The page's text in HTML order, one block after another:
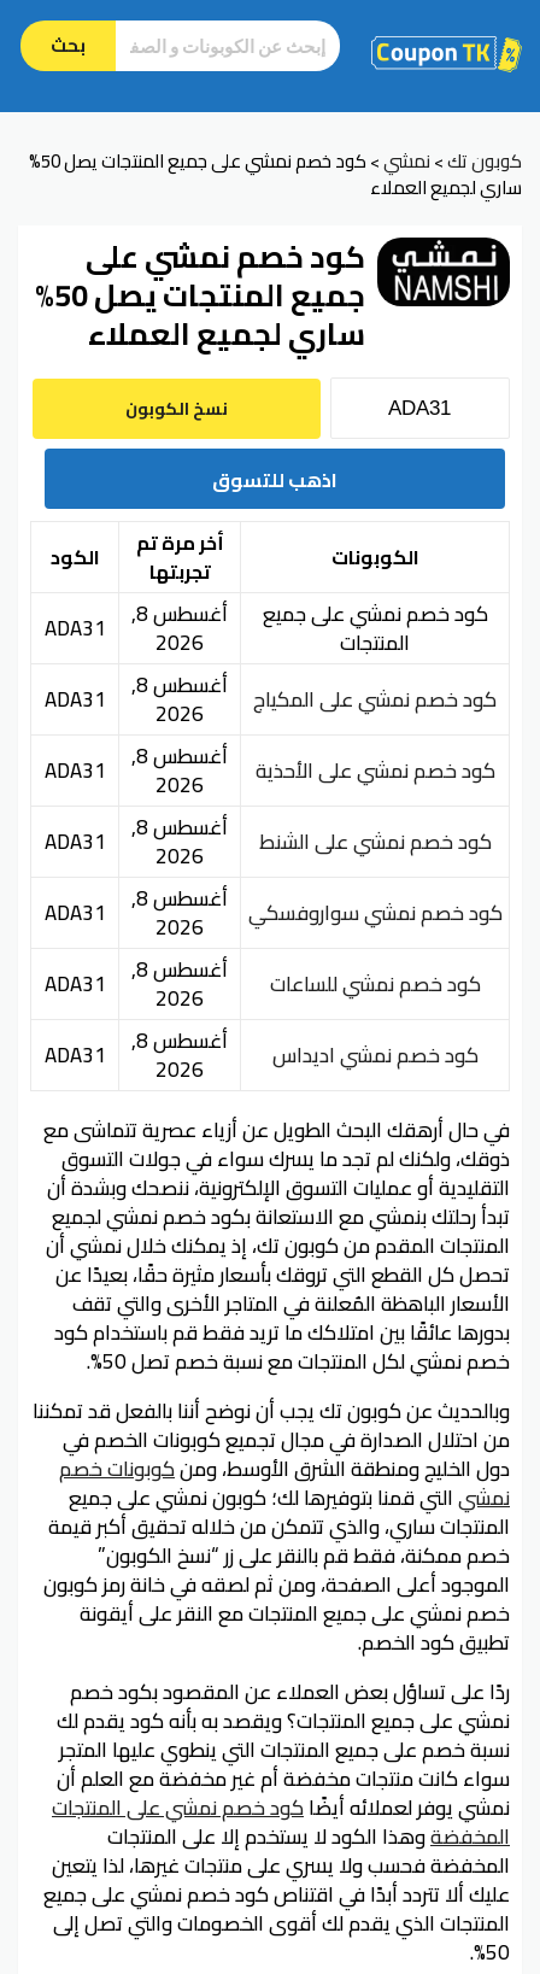
بحث
كوبون تك>نمشي> كود خصم نمشي على جميع المنتجات يصل 50%
ساري لجميع العملاء
كود خصم نمشي على
جميع المنتجات يصل 50%
ساري لجميع العملاء
نسخ الكوبون
اذهب للتسوق
الكوبونات
أخر مرة تم
تجربتها
الكود
كود خصم نمشي على جميع
المنتجات
أغسطس 8,
2026
ADA31
كود خصم نمشي على المكياج
أغسطس 8,
2026
ADA31
كود خصم نمشي على الأحذية
أغسطس 8,
2026
ADA31
كود خصم نمشي على الشنط
أغسطس 8,
2026
ADA31
كود خصم نمشي سواروفسكي
أغسطس 8,
2026
ADA31
كود خصم نمشي للساعات
أغسطس 8,
2026
ADA31
كود خصم نمشي اديداس
أغسطس 8,
2026
ADA31
في حال أرهقك البحث الطويل عن أزياء عصرية تتماشى مع
ذوقك، ولكنك لم تجد ما يسرك سواء في جولات التسوق
التقليدية أو عمليات التسوق الإلكترونية، ننصحك وبشدة أن
تبدأ رحلتك بنمشي مع الاستعانة بكود خصم نمشي لجميع
المنتجات المقدم من كوبون تك، إذ يمكنك خلال نمشي أن
تحصل كل القطع التي تروقك بأسعار مثيرة حقًا، بعيدًا عن
الأسعار الباهظة المُعلنة في المتاجر الأخرى والتي تقف
بدورها عائقًا بين امتلاكك ما تريد فقط قم باستخدام كود
خصم نمشي لكل المنتجات مع نسبة خصم تصل 50%.
وبالحديث عن كوبون تك يجب أن نوضح أننا بالفعل قد تمكننا
من احتلال الصدارة في مجال تجميع كوبونات الخصم في
دول الخليج ومنطقة الشرق الأوسط، ومنكوبونات خصم
نمشيالتي قمنا بتوفيرها لك؛ كوبون نمشي على جميع
المنتجات ساري، والذي تتمكن من خلاله تحقيق أكبر قيمة
خصم ممكنة، فقط قم بالنقر على زر “نسخ الكوبون”
الموجود أعلى الصفحة، ومن ثم لصقه في خانة رمز كوبون
خصم نمشي على جميع المنتجات مع النقر على أيقونة
تطبيق كود الخصم.
ردًا على تساؤل بعض العملاء عن المقصود بكود خصم
نمشي على جميع المنتجات؟ ويقصد به بأنه كود يقدم لك
نسبة خصم على جميع المنتجات التي ينطوي عليها المتجر
سواء كانت منتجات مخفضة أم غير مخفضة مع العلم أن
نمشي يوفر لعملائه أيضًاكود خصم نمشي على المنتجات
المخفضةوهذا الكود لا يستخدم إلا على المنتجات
المخفضة فحسب ولا يسري على منتجات غيرها، لذا يتعين
عليك ألا تتردد أبدًا في اقتناص كود خصم نمشي على جميع
المنتجات الذي يقدم لك أقوى الخصومات والتي تصل إلى
50%.